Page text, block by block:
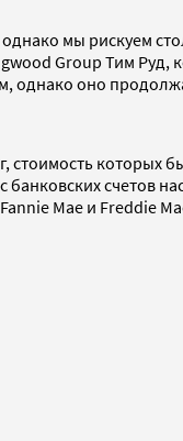
мы рискуем
Group Тим Руд,
однако оно
которых
счетов
Mae и Freddie